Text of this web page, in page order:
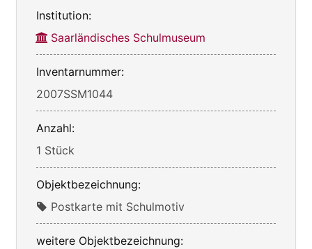
Institution:
Saarländisches Schulmuseum
Inventarnummer:
2007SSM1044
Anzahl:
1 Stück
Objektbezeichnung:
Postkarte mit Schulmotiv
weitere Objektbezeichnung: